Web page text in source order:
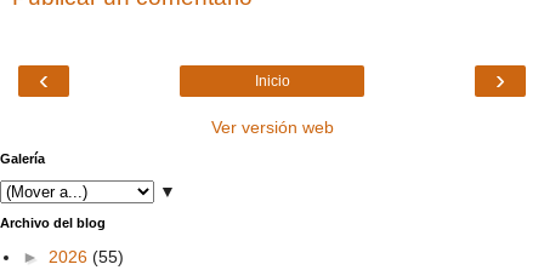
‹ ›
Inicio
Ver versión web
Galería
▼
Archivo del blog
► 2026 (55)